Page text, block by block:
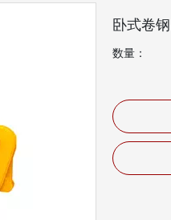
卧式卷
数量：